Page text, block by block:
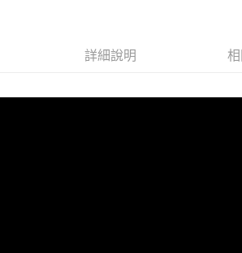
買賣價金債權讓與本公司後，依約使用本公司帳單
詳細說明